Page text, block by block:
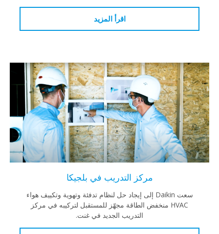
اقرأ المزيد
مركز التدريب في بلجيكا
سعت Daikin إلى إيجاد حل لنظام تدفئة وتهوية وتكييف هواء
HVAC منخفض الطاقة مجهّز للمستقبل لتركيبه في مركز
التدريب الجديد في غنت.